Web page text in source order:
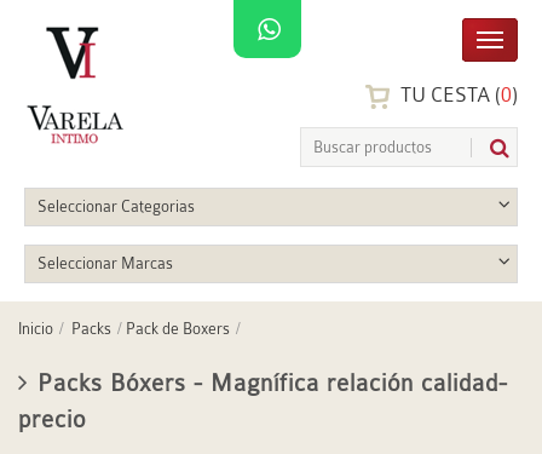
TU CESTA (0)
Seleccionar Categorias
Seleccionar Marcas
Inicio Packs Pack de Boxers
Packs Bóxers - Magnífica relación calidad-
precio